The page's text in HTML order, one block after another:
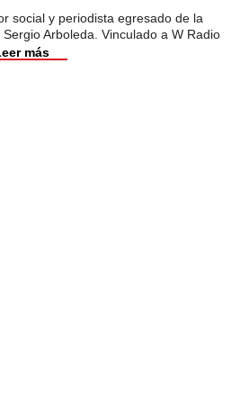
social y periodista egresado de la
Sergio Arboleda. Vinculado a W Radio
más